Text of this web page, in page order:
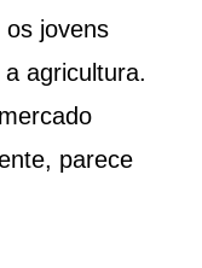
jovens
agricultura.
parece